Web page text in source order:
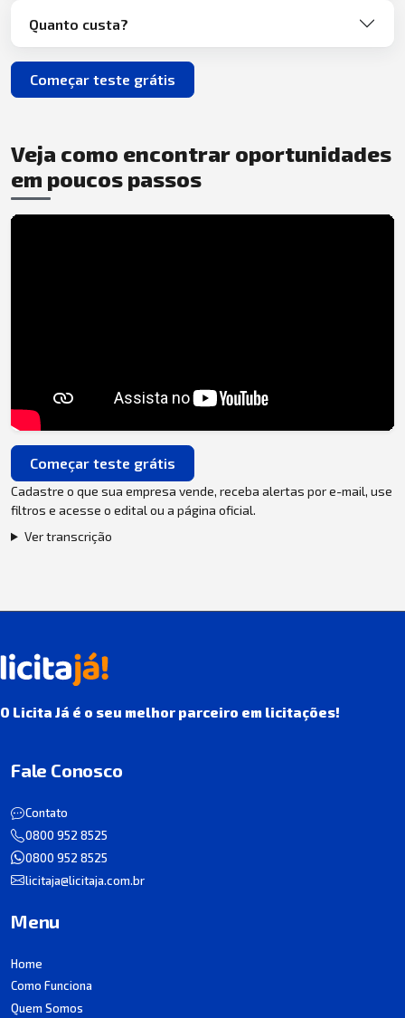
Quanto custa?
Começar teste grátis
Veja como encontrar oportunidades
em poucos passos
Começar teste grátis
Cadastre o que sua empresa vende, receba alertas por e-mail, use
filtros e acesse o edital ou a página oficial.
Ver transcrição
O Licita Já é o seu melhor parceiro em licitações!
Fale Conosco
Contato
0800 952 8525
0800 952 8525
licitaja@licitaja.com.br
Menu
Home
Como Funciona
Quem Somos